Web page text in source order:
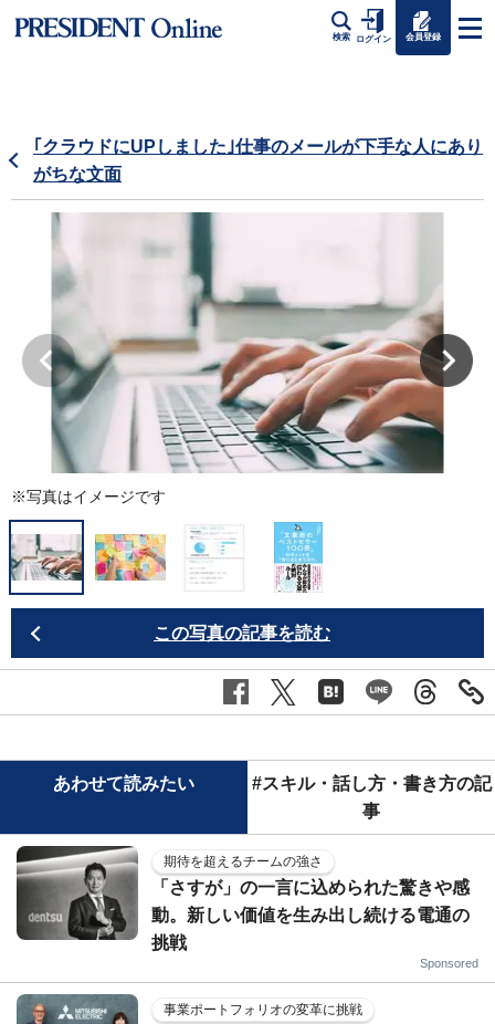
検索 ログイン 会員登録
｢クラウドにUPしました｣仕事のメールが下手な人にあり
がちな文面
※写真はイメージです
この写真の記事を読む
あわせて読みたい
#スキル・話し方・書き方の記
事
期待を超えるチームの強さ
「さすが」の一言に込められた驚きや感
動。新しい価値を生み出し続ける電通の
挑戦
Sponsored
事業ポートフォリオの変革に挑戦